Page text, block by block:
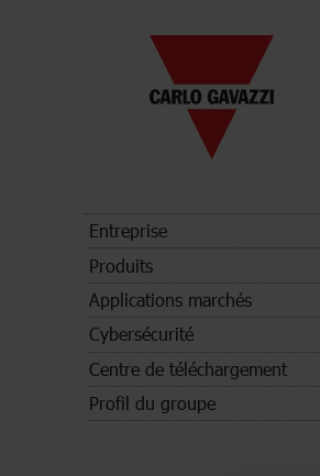
Entreprise
Produits
Applications marchés
Cybersécurité
Centre de téléchargement
Profil du groupe